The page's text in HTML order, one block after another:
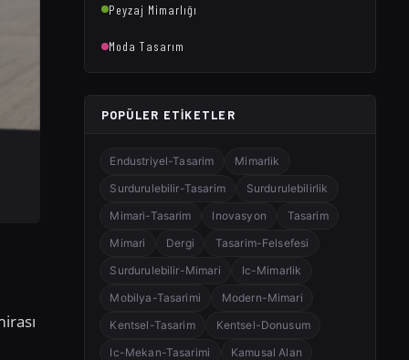
Peyzaj Mimarlığı
Moda Tasarım
POPÜLER ETIKETLER
Endustriyel-Tasarim
Mimarlik
Surdurulebilir-Tasarim
Surdurulebilirlik
Mimari-Tasarim
Inovasyon
Tasarim
Mimari
Dergi
Tasarim-Felsefesi
Surdurulebilir-Mimari
Ic-Mimarlik
Mobilya-Tasarimi
Modern-Mimari
Kentsel-Tasarim
Kentsel-Donusum
Ic-Mekan-Tasarimi
Kamusal Alan